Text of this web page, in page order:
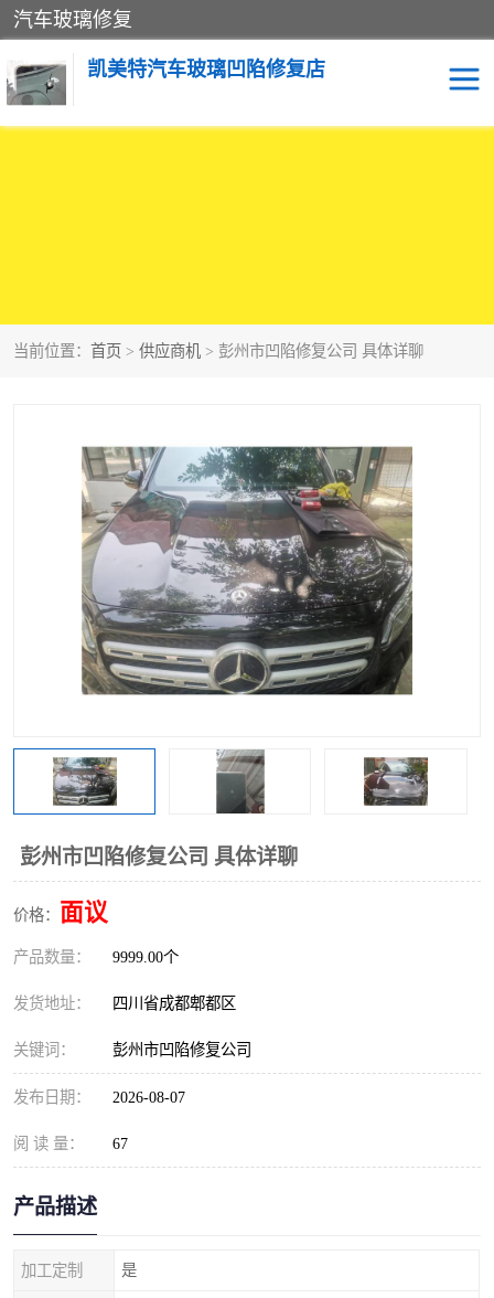
汽车玻璃修复
凯美特汽车玻璃凹陷修复店
当前位置： 首页 > 供应商机 > 彭州市凹陷修复公司 具体详聊
彭州市凹陷修复公司 具体详聊
价格： 面议
产品数量： 9999.00个
发货地址： 四川省成都郫都区
关键词： 彭州市凹陷修复公司
发布日期： 2026-08-07
阅 读 量： 67
产品描述
加工定制 是